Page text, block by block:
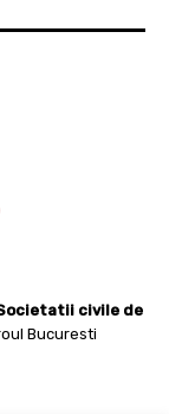
civile de
Bucuresti